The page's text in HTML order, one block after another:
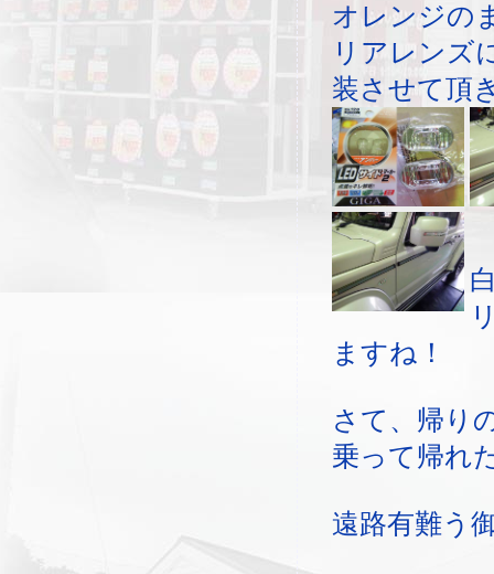
オレンジの
リアレンズ
装させて頂
ますね！
さて、帰り
乗って帰れ
遠路有難う